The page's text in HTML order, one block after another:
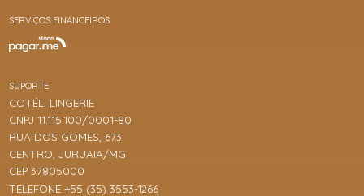
SERVIÇOS FINANCEIROS
SUPORTE
COTÉLI LINGERIE
CNPJ 11.115.100/0001-80
RUA DOS GOMES, 673
CENTRO, JURUAIA/MG
CEP 37805000
TELEFONE +55 (35) 3553-1266